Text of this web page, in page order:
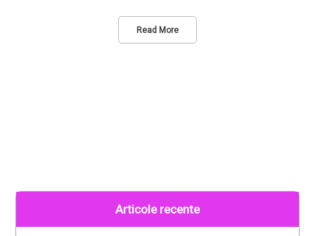
Read More
Articole recente